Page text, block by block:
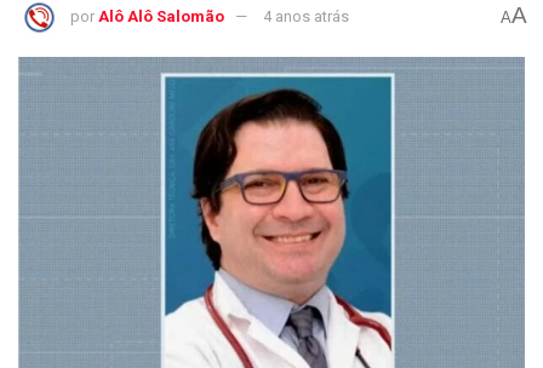
por Alô Alô Salomão 4 anos atrás AA